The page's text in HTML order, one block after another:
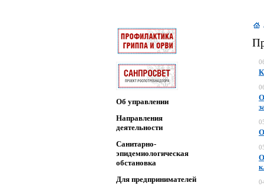
Об управлении
Направления
деятельности
Санитарно-
эпидемиологическая
обстановка
Для предпринимателей
О